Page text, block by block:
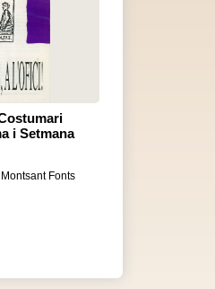
i Setmana
Fonts